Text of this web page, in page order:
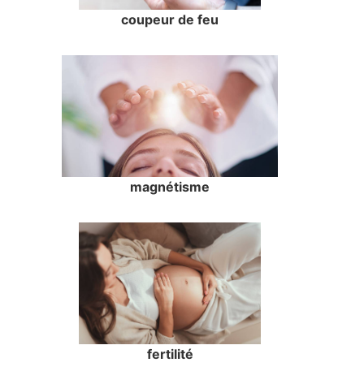
coupeur de feu
magnétisme
fertilité